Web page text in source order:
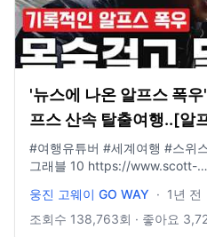
'뉴스에 나온 알프스 폭
프스 산속 탈출여행..[알
#여행유튜버 #세계여행 #스위스여행 🚲자전거 스
그래블 10 https://www.scott-
너 캡
https://
웅진 고웨이 GO WAY · 1년 전
조회수 138,763회 · 좋아요